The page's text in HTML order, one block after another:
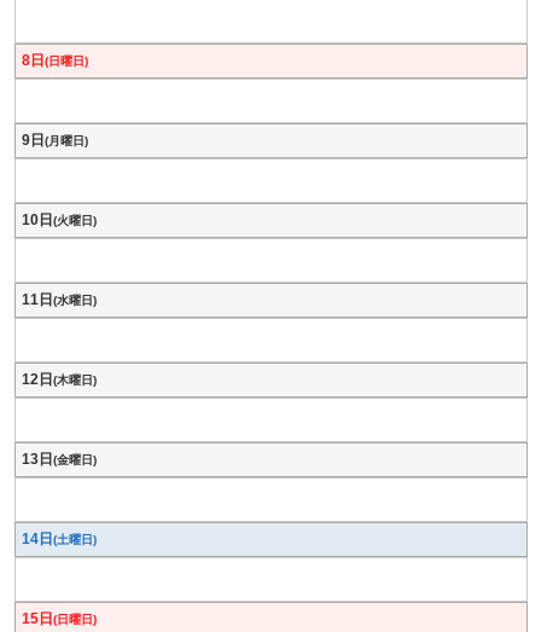
8日 (日曜日)
9日 (月曜日)
10日 (火曜日)
11日 (水曜日)
12日 (木曜日)
13日 (金曜日)
14日 (土曜日)
15日 (日曜日)